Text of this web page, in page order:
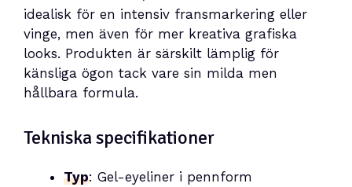
idealisk för en intensiv fransmarkering eller
vinge, men även för mer kreativa grafiska
looks. Produkten är särskilt lämplig för
känsliga ögon tack vare sin milda men
hållbara formula.
Tekniska specifikationer
Typ: Gel-eyeliner i pennform